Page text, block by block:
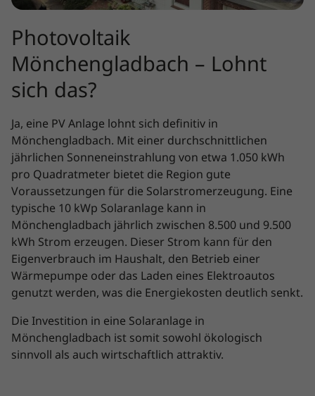
Photovoltaik
Mönchengladbach – Lohnt
sich das?
Ja, eine PV Anlage lohnt sich definitiv in
Mönchengladbach. Mit einer durchschnittlichen
jährlichen Sonneneinstrahlung von etwa 1.050 kWh
pro Quadratmeter bietet die Region gute
Voraussetzungen für die Solarstromerzeugung. Eine
typische 10 kWp Solaranlage kann in
Mönchengladbach jährlich zwischen 8.500 und 9.500
kWh Strom erzeugen. Dieser Strom kann für den
Eigenverbrauch im Haushalt, den Betrieb einer
Wärmepumpe oder das Laden eines Elektroautos
genutzt werden, was die Energiekosten deutlich senkt.
Die Investition in eine Solaranlage in
Mönchengladbach ist somit sowohl ökologisch
sinnvoll als auch wirtschaftlich attraktiv.